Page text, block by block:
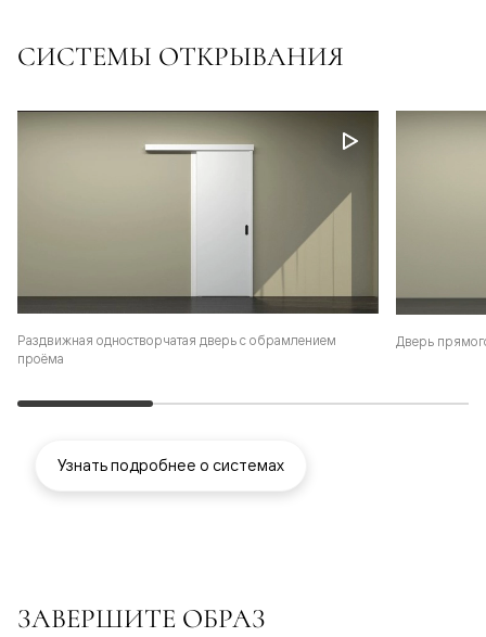
СИСТЕМЫ ОТКРЫВАНИЯ
Раздвижная одностворчатая дверь с обрамлением
проёма
Дверь
Узнать подробнее о системах
ЗАВЕРШИТЕ ОБРАЗ